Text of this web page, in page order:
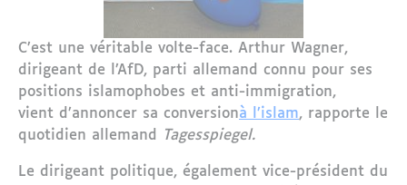
C’est une véritable volte-face. Arthur Wagner,
dirigeant de l’AfD, parti allemand connu pour ses
positions islamophobes et anti-immigration,
vient d’annoncer sa conversionà l’islam, rapporte le
quotidien allemand
Tagesspiegel.
Le dirigeant politique, également vice-président du